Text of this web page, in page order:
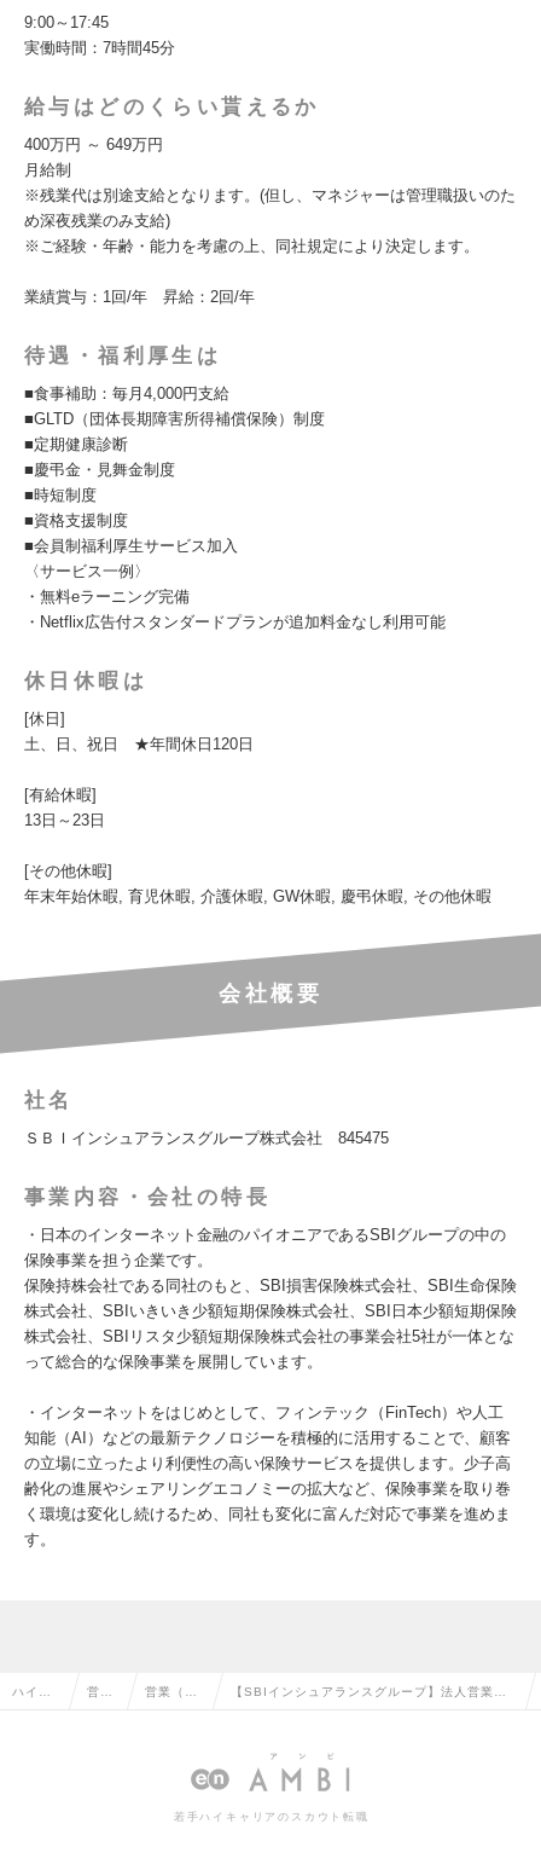
9:00～17:45
実働時間：7時間45分
給与はどのくらい貰えるか
400万円 ～ 649万円
月給制
※残業代は別途支給となります。(但し、マネジャーは管理職扱いのた
め深夜残業のみ支給)
※ご経験・年齢・能力を考慮の上、同社規定により決定します。
業績賞与：1回/年 昇給：2回/年
待遇・福利厚生は
■食事補助：毎月4,000円支給
■GLTD（団体長期障害所得補償保険）制度
■定期健康診断
■慶弔金・見舞金制度
■時短制度
■資格支援制度
■会員制福利厚生サービス加入
〈サービス一例〉
・無料eラーニング完備
・Netflix広告付スタンダードプランが追加料金なし利用可能
休日休暇は
[休日]
土、日、祝日 ★年間休日120日
[有給休暇]
13日～23日
[その他休暇]
年末年始休暇, 育児休暇, 介護休暇, GW休暇, 慶弔休暇, その他休暇
会社概要
社名
ＳＢＩインシュアランスグループ株式会社 845475
事業内容・会社の特長
・日本のインターネット金融のパイオニアであるSBIグループの中の
保険事業を担う企業です。
保険持株会社である同社のもと、SBI損害保険株式会社、SBI生命保険
株式会社、SBIいきいき少額短期保険株式会社、SBI日本少額短期保険
株式会社、SBIリスタ少額短期保険株式会社の事業会社5社が一体とな
って総合的な保険事業を展開しています。
・インターネットをはじめとして、フィンテック（FinTech）や人工
知能（AI）などの最新テクノロジーを積極的に活用することで、顧客
の立場に立ったより利便性の高い保険サービスを提供します。少子高
齢化の進展やシェアリングエコノミーの拡大など、保険事業を取り巻
く環境は変化し続けるため、同社も変化に富んだ対応で事業を進めま
す。
ハイク 営業 営業（法 【SBIインシュアランスグループ】法人営業
ライム市場上場の求人情報
若手ハイキャリアのスカウト転職